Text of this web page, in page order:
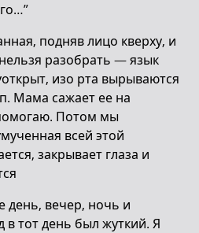
подняв лицо кверху, и
разобрать — язык
изо рта вырываются
Мама сажает ее на
Потом мы
всей этой
закрывает глаза и
вечер, ночь и
в тот день был жуткий. Я